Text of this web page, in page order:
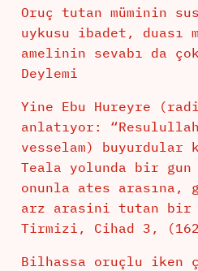
Oruç tutan müminin
uykusu ibadet, duası
amelinin sevabı da
Deylemi
Yine Ebu Hureyre
anlatıyor:
vesselam) buyurdular
Teala yolunda bir
onunla ates
arz arasini tutan bir
Tirmizi, Cihad 3,
Bilhassa oruçlu iken